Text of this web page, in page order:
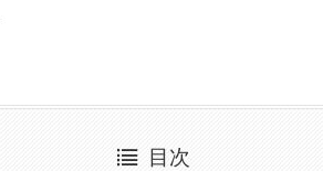
目次